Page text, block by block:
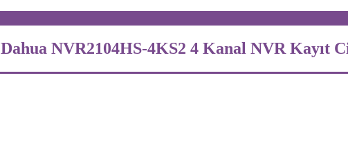
NVR2104HS-4KS2 4 Kanal NVR Kayıt